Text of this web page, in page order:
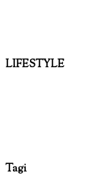
LIFESTYLE
Tagi